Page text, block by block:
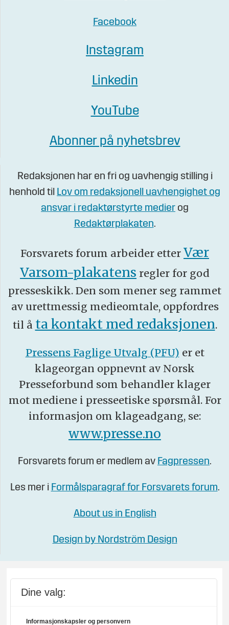
Facebook
Instagram
Linkedin
YouTube
Abonner på nyhetsbrev
Redaksjonen har en fri og uavhengig stilling i
henhold til Lov om redaksjonell uavhengighet og
ansvar i redaktørstyrte medier og
Redaktørplakaten.
Forsvarets forum arbeider etter Vær
Varsom-plakatens regler for god
presseskikk. Den som mener seg rammet
av urettmessig medieomtale, oppfordres
til å ta kontakt med redaksjonen.
Pressens Faglige Utvalg (PFU) er et
klageorgan oppnevnt av Norsk
Presseforbund som behandler klager
mot mediene i presseetiske spørsmål. For
informasjon om klageadgang, se:
www.presse.no
Forsvarets forum er medlem av Fagpressen.
Les mer i Formålsparagraf for Forsvarets forum.
About us in English
Design by Nordström Design
Dine valg:
Informasjonskapsler og personvern